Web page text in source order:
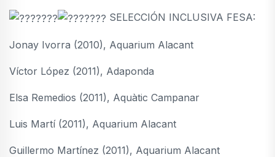
SELECCIÓN INCLUSIVA FESA:
Jonay Ivorra (2010), Aquarium Alacant
Víctor López (2011), Adaponda
Elsa Remedios (2011), Aquàtic Campanar
Luis Martí (2011), Aquarium Alacant
Guillermo Martínez (2011), Aquarium Alacant